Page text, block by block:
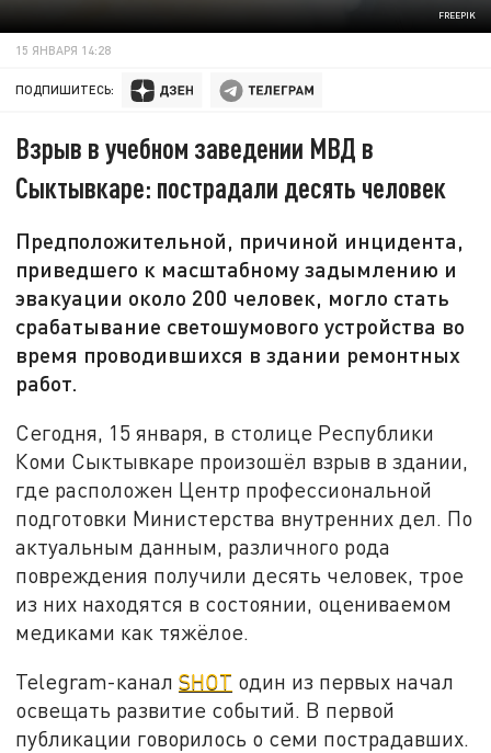
FREEPIK
15 ЯНВАРЯ 14:28
ПОДПИШИТЕСЬ:
Взрыв в учебном заведении МВД в
Сыктывкаре: пострадали десять человек
Предположительной, причиной инцидента,
приведшего к масштабному задымлению и
эвакуации около 200 человек, могло стать
срабатывание светошумового устройства во
время проводившихся в здании ремонтных
работ.
Сегодня, 15 января, в столице Республики
Коми Сыктывкаре произошёл взрыв в здании,
где расположен Центр профессиональной
подготовки Министерства внутренних дел. По
актуальным данным, различного рода
повреждения получили десять человек, трое
из них находятся в состоянии, оцениваемом
медиками как тяжёлое.
Telegram-каналSHOT один из первых начал
освещать развитие событий. В первой
публикации говорилось о семи пострадавших.